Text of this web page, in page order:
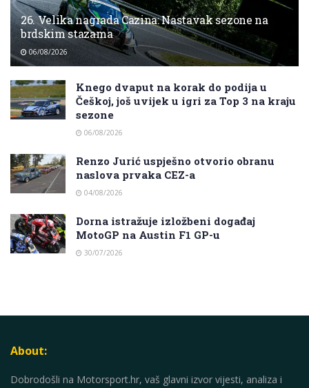
26. Velika nagrada Cazina: Nastavak sezone na
brdskim stazama
06/08/2026
Knego dvaput na korak do podija u
Češkoj, još uvijek u igri za Top 3 na kraju
sezone
06/08/2026
Renzo Jurić uspješno otvorio obranu
naslova prvaka CEZ-a
04/08/2026
Dorna istražuje izložbeni događaj
MotoGP na Austin F1 GP-u
30/07/2026
About:
Dobrodošli na Motorsport.hr, vaš glavni izvor vijesti, analiza i